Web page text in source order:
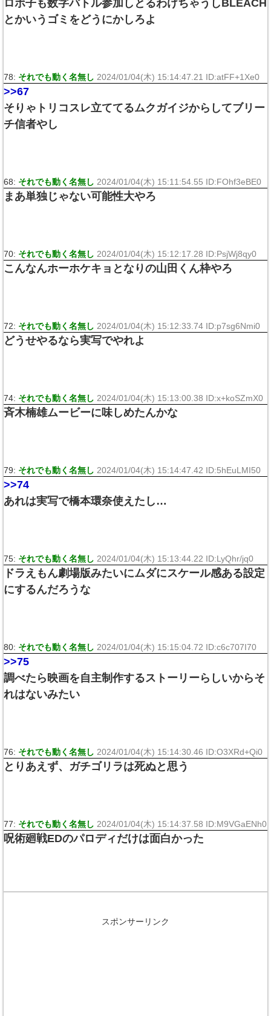
ロボ子も数字バトル参加しとるわけちゃうしBLEACH
とかいうゴミをどうにかしろよ
78: それでも動く名無し 2024/01/04(木) 15:14:47.21 ID:atFF+1Xe0
>>67
そりゃトリコスレ立ててるムクガイジからしてブリー
チ信者やし
68: それでも動く名無し 2024/01/04(木) 15:11:54.55 ID:FOhf3eBE0
まあ単独じゃない可能性大やろ
70: それでも動く名無し 2024/01/04(木) 15:12:17.28 ID:PsjWj8qy0
こんなんホーホケキョとなりの山田くん枠やろ
72: それでも動く名無し 2024/01/04(木) 15:12:33.74 ID:p7sg6Nmi0
どうせやるなら実写でやれよ
74: それでも動く名無し 2024/01/04(木) 15:13:00.38 ID:x+koSZmX0
斉木楠雄ムービーに味しめたんかな
79: それでも動く名無し 2024/01/04(木) 15:14:47.42 ID:5hEuLMI50
>>74
あれは実写で橋本環奈使えたし…
75: それでも動く名無し 2024/01/04(木) 15:13:44.22 ID:LyQhr/jq0
ドラえもん劇場版みたいにムダにスケール感ある設定
にするんだろうな
80: それでも動く名無し 2024/01/04(木) 15:15:04.72 ID:c6c707I70
>>75
調べたら映画を自主制作するストーリーらしいからそ
れはないみたい
76: それでも動く名無し 2024/01/04(木) 15:14:30.46 ID:O3XRd+Qi0
とりあえず、ガチゴリラは死ぬと思う
77: それでも動く名無し 2024/01/04(木) 15:14:37.58 ID:M9VGaENh0
呪術廻戦EDのパロディだけは面白かった
スポンサーリンク